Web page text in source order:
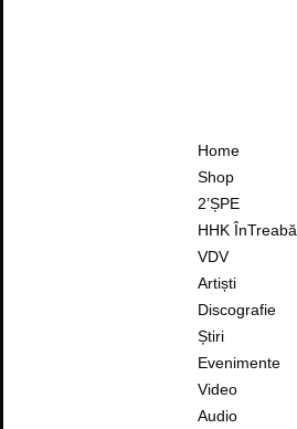
Home
Shop
2’ȘPE
HHK ÎnTreabă
VDV
Artiști
Discografie
Știri
Evenimente
Video
Audio